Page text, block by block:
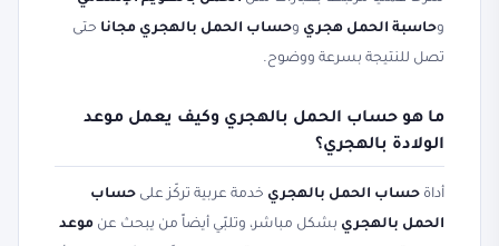
وحاسبة الحمل هجري وحساب الحمل بالهجري مجانا حتى
تصل للنتيجة بسرعة ووضوح.
ما هو حساب الحمل بالهجري وكيف يعمل موعد
الولادة بالهجري؟
أداة حساب الحمل بالهجري خدمة عربية تركّز على حساب
الحمل بالهجري بشكل مباشر، وتلبّي أيضاً من يبحث عن موعد